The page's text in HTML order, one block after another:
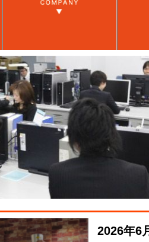
2026年6